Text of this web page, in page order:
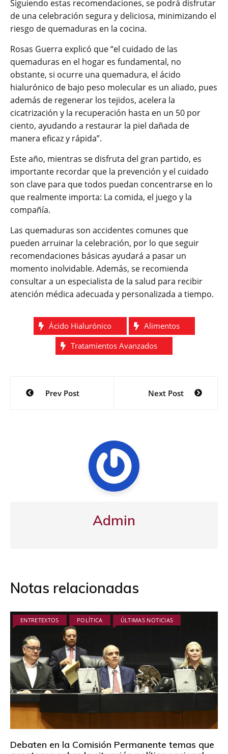
Siguiendo estas recomendaciones, se podrá disfrutar
de una celebración segura y deliciosa, minimizando el
riesgo de quemaduras en la cocina.
Rosas Guerra explicó que “el cuidado de las
quemaduras en el hogar es fundamental, no
obstante, si ocurre una quemadura, el ácido
hialurónico de bajo peso molecular es un aliado, pues
además de regenerar los tejidos, acelera la
cicatrización y la recuperación hasta en un 50 por
ciento, ayudando a restaurar la piel dañada de
manera eficaz y rápida”.
Este año, mientras se disfruta del gran partido, es
importante recordar que la prevención y el cuidado
son clave para que todos puedan concentrarse en lo
que realmente importa: La comida, el juego y la
compañía.
Las quemaduras son accidentes comunes que
pueden arruinar la celebración, por lo que seguir
recomendaciones básicas ayudará a pasar un
momento inolvidable. Además, se recomienda
consultar a un especialista de la salud para recibir
atención médica adecuada y personalizada a tiempo.
Ácido Hialurónico
Alimentos
Tratamientos Avanzados
Navegación
Prev Post Next Post
Admin
Notas relacionadas
ENTRETEXTOS POLÍTICA ÚLTIMAS NOTICIAS
Debaten en la Comisión Permanente temas que